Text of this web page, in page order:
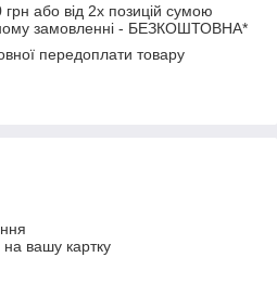
або від 2х позицій сумою
замовленні - БЕЗКОШТОВНА*
передоплати товару
вашу картку